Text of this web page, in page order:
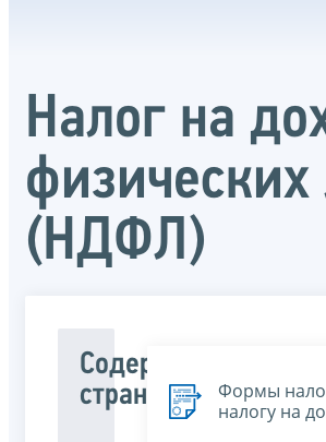
Налог на
физических
(НДФЛ)
Содержание
страницы
Формы
налогу на